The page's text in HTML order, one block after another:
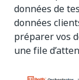
données de
données
préparer vos
une file